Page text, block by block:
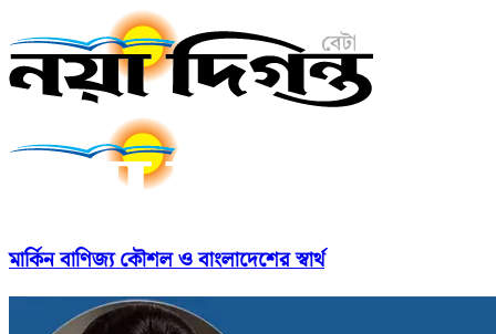
মার্কিন বাণিজ্য কৌশল ও বাংলাদেশের স্বার্থ